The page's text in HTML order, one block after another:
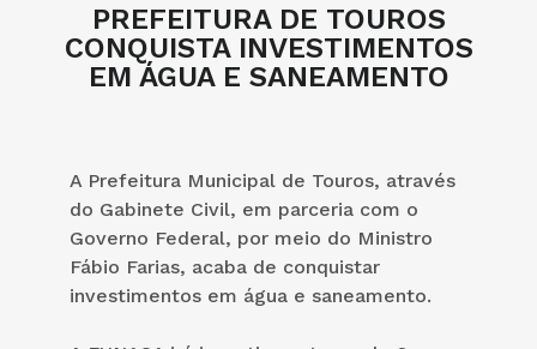
PREFEITURA DE TOUROS
CONQUISTA INVESTIMENTOS
EM ÁGUA E SANEAMENTO
A Prefeitura Municipal de Touros, através
do Gabinete Civil, em parceria com o
Governo Federal, por meio do Ministro
Fábio Farias, acaba de conquistar
investimentos em água e saneamento.